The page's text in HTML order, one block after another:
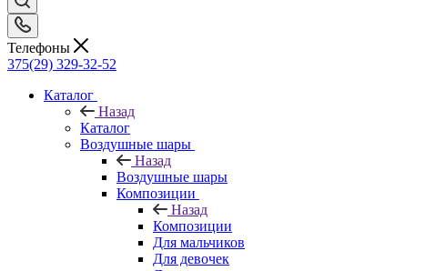
Телефоны
375(29) 329-32-52
Каталог
Назад
Каталог
Воздушные шары
Назад
Воздушные шары
Композиции
Назад
Композиции
Для мальчиков
Для девочек